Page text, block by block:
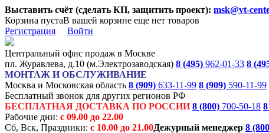
Выставить счёт (сделать КП, защитить проект): msk@vt-
Корзина пустаВ вашей корзине еще нет товаров
Регистрация
Войти
Центральный офис продаж в Москве
пл. Журавлева, д.10 (м.Электрозаводская) 8 (495) 962-01-33 8
МОНТАЖ И ОБСЛУЖИВАНИЕ
Москва и Московская область 8 (909) 633-11-99 8 (909) 590-11-99
Бесплатный звонок для других регионов РФ
БЕСПЛАТНАЯ ДОСТАВКА ПО РОССИИ 8 (800) 700-50-18
Рабочие дни: с 09.00 до 22.00
Сб, Вск, Праздники: с 10.00 до 21.00Дежурный менеджер 8